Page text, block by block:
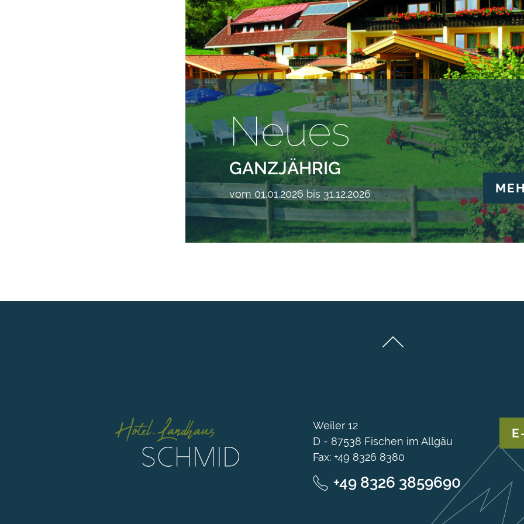
Neues
GANZJÄHRIG
vom 01.01.2026 bis 31.12.2026
Weiler 12
D - 87538 Fischen im Allgäu
Fax: +49 8326 8380
+49 8326 3859690